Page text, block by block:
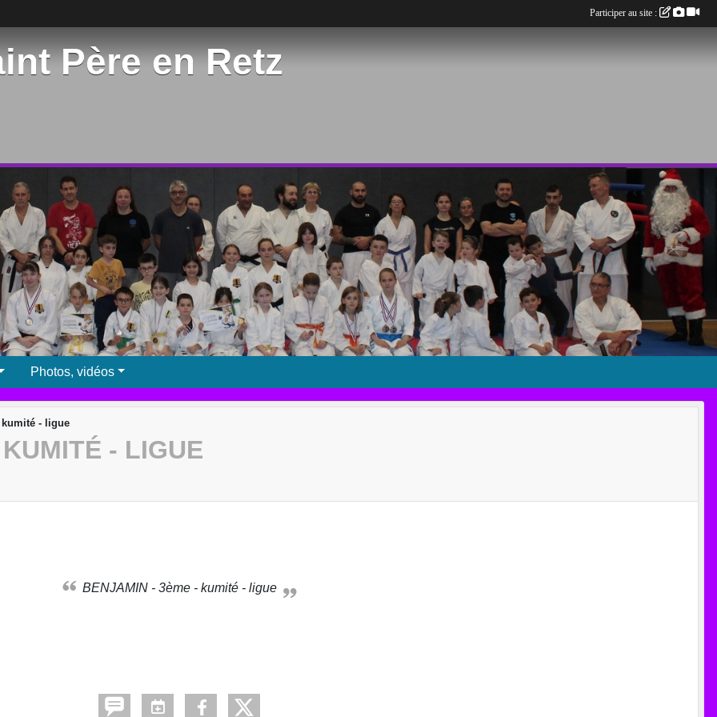
Père en Retz
Photos, vidéos
kumité - ligue
- LIGUE
BENJAMIN - 3ème - kumité - ligue
Participer au site :